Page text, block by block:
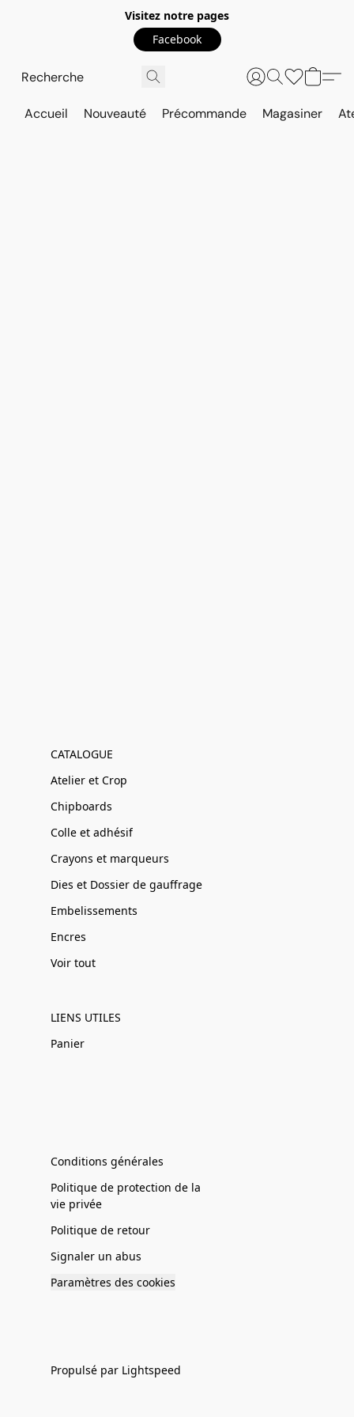
Visitez notre pages
Facebook
Accueil Nouveauté Précommande Magasiner
CATALOGUE
Atelier et Crop
Chipboards
Colle et adhésif
Crayons et marqueurs
Dies et Dossier de gauffrage
Embelissements
Encres
Voir tout
LIENS UTILES
Panier
Conditions générales
Politique de protection de la
vie privée
Politique de retour
Signaler un abus
Paramètres des cookies
Propulsé par Lightspeed